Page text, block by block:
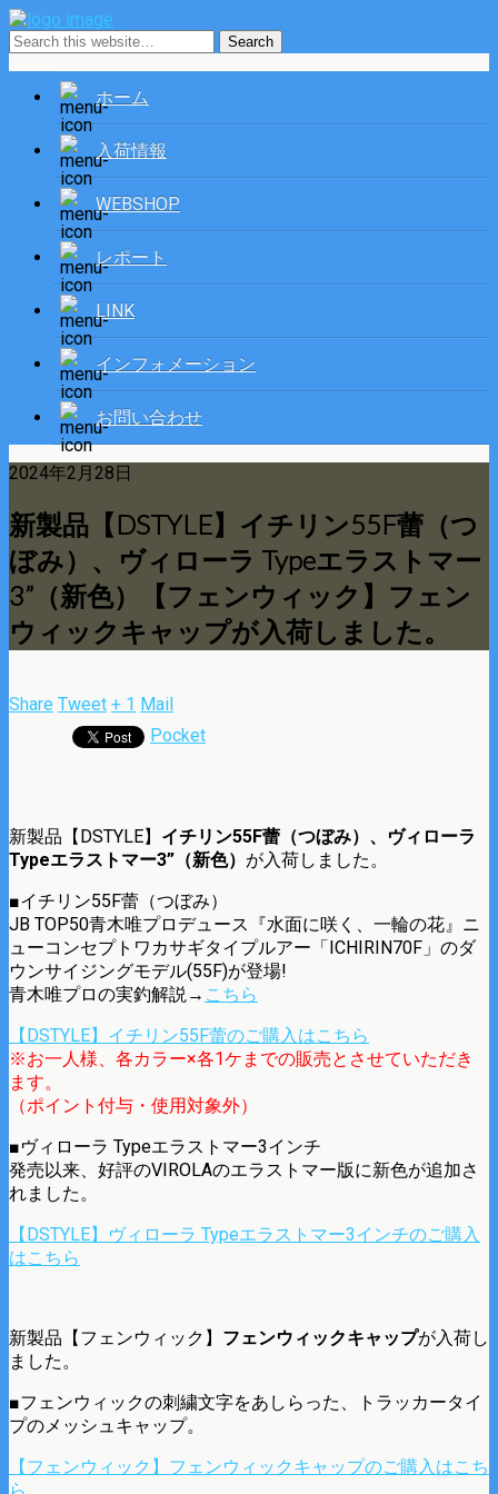
ホーム
入荷情報
WEBSHOP
レポート
LINK
インフォメーション
お問い合わせ
2024年2月28日
新製品【DSTYLE】イチリン55F蕾（つ
ぼみ）、ヴィローラ Typeエラストマー
3”（新色）【フェンウィック】フェン
ウィックキャップが入荷しました。
Share Tweet + 1 Mail
Pocket
新製品【DSTYLE】 イチリン55F蕾（つぼみ）、ヴィローラ
Typeエラストマー3”（新色） が入荷しました。
■イチリン55F蕾（つぼみ）
JB TOP50青木唯プロデュース『水面に咲く、一輪の花』ニ
ューコンセプトワカサギタイプルアー「ICHIRIN70F」のダ
ウンサイジングモデル(55F)が登場!
青木唯プロの実釣解説→ こちら
【DSTYLE】イチリン55F蕾のご購入はこちら
※お一人様、各カラー×各1ケまでの販売とさせていただき
ます。
（ポイント付与・使用対象外）
■ヴィローラ Typeエラストマー3インチ
発売以来、好評のVIROLAのエラストマー版に新色が追加さ
れました。
【DSTYLE】ヴィローラ Typeエラストマー3インチのご購入
はこちら
新製品【フェンウィック】 フェンウィックキャップが入荷し
ました。
■フェンウィックの刺繍文字をあしらった、トラッカータイ
プのメッシュキャップ。
【フェンウィック】フェンウィックキャップのご購入はこち